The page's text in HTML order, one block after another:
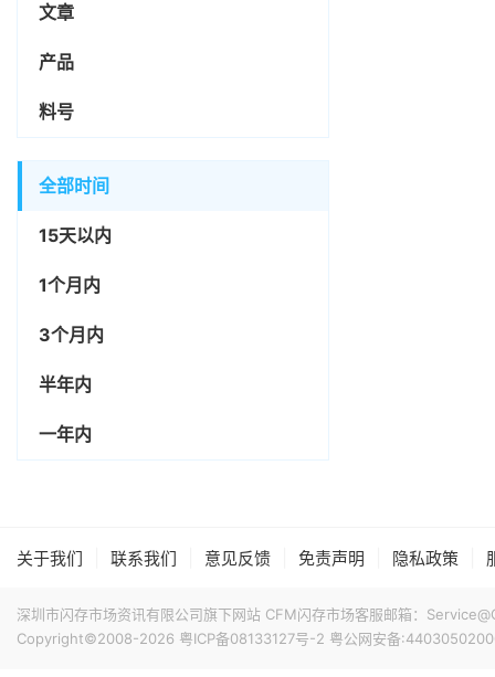
文章
产品
料号
全部时间
15天以内
1个月内
3个月内
半年内
一年内
关于我们 联系我们 意见反馈 免责声明 隐私政策
深圳市闪存市场资讯有限公司旗下网站 CFM闪存市场客服邮箱：
Copyright©2008-2026 粤ICP备08133127号-2 粤公网安备